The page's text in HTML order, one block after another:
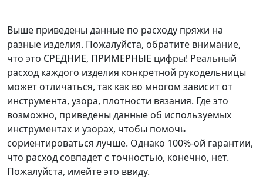
Выше приведены данные по расходу пряжи на
разные изделия. Пожалуйста, обратите внимание,
что это СРЕДНИЕ, ПРИМЕРНЫЕ цифры! Реальный
расход каждого изделия конкретной рукодельницы
может отличаться, так как во многом зависит от
инструмента, узора, плотности вязания. Где это
возможно, приведены данные об используемых
инструментах и узорах, чтобы помочь
сориентироваться лучше. Однако 100%-ой гарантии,
что расход совпадет с точностью, конечно, нет.
Пожалуйста, имейте это ввиду.